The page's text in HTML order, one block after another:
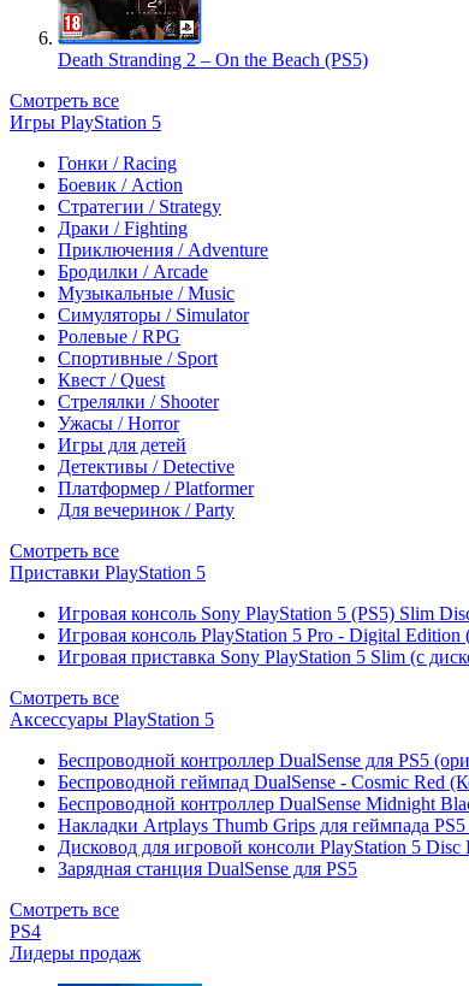
Death Stranding 2 – On the Beach (PS5)
Смотреть все
Игры PlayStation 5
Гонки / Racing
Боевик / Action
Стратегии / Strategy
Драки / Fighting
Приключения / Adventure
Бродилки / Arcade
Музыкальные / Music
Симуляторы / Simulator
Ролевые / RPG
Спортивные / Sport
Квест / Quest
Стрелялки / Shooter
Ужасы / Horror
Игры для детей
Детективы / Detective
Платформер / Platformer
Для вечеринок / Party
Смотреть все
Приставки PlayStation 5
Игровая консоль Sony PlayStation 5 (PS5) Slim
Игровая консоль PlayStation 5 Pro - Digital
Игровая приставка Sony PlayStation 5 Slim (с
Смотреть все
Аксессуары PlayStation 5
Беспроводной контроллер DualSense для PS5
Беспроводной геймпад DualSense - Cosmic Red
Беспроводной контроллер DualSense Midnight
Накладки Artplays Thumb Grips для геймпада
Дисковод для игровой консоли PlayStation 5
Зарядная станция DualSense для PS5
Смотреть все
PS4
Лидеры продаж